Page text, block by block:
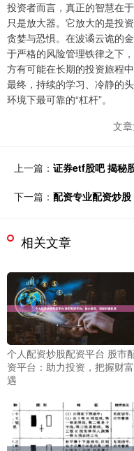
投资者而言，真正的智慧在
只是放大器。它放大的是投
贪婪与恐惧。在波谲云诡的
于严格的风险管理铁律之下
方有可能在长期的投资旅程
最终，持续的学习、冷静的
环境下最可靠的“杠杆”。
文
上一篇： 证券etf股吧 揭秘
下一篇： 配资专业配资炒
相关文章
个人配资炒股配资平台 股市
资平台：助力投资，把握财
遇